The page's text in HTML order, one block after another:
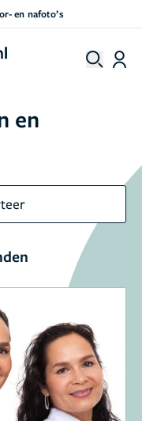
en nafoto’s
en